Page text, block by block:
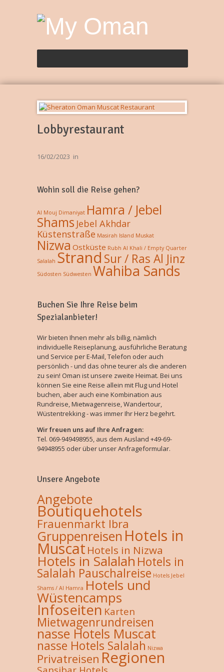
Lobbyrestaurant
16/02/2023 in
Wohin soll die Reise gehen?
Al Mouj Dimaniyat Hamra / Jebel
Shams Jebel Akhdar
Küstenstraße Masirah Island Muskat
Nizwa Ostküste Rubh Al Khali / Empty Quarter
Salalah Strand Sur / Ras Al Jinz
Südosten Südwesten Wahiba Sands
Buchen Sie Ihre Reise beim
Spezialanbieter!
Wir bieten Ihnen mehr als billig, nämlich
individuelle Reiseplanung, ausführliche Beratung
und Service per E-Mail, Telefon oder auch
persönlich - und das ohne teurer als die anderen
zu sein! Oman ist unsere zweite Heimat. Bei uns
können Sie eine Reise allein mit Flug und Hotel
buchen, aber auch eine Kombination aus
Rundreise, Mietwagenreise, Wandertour,
Wüstentrekking - was immer Ihr Herz begehrt.
Wir freuen uns auf Ihre Anfragen:
Tel. 069-949498955, aus dem Ausland +49-69-
94948955 oder über unser Anfrageformular.
Unsere Angebote
Angebote
Boutiquehotels
Frauenmarkt Ibra
Gruppenreisen Hotels in
Muscat Hotels in Nizwa
Hotels in Salalah Hotels in
Salalah Pauschalreise Hotels Jebel
Shams / Al Hamra Hotels und
Wüstencamps
Infoseiten Karten
Mietwagenrundreisen
nasse Hotels Muscat
nasse Hotels Salalah Nizwa
Privatreisen Regionen